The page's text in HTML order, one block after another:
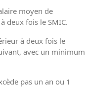
moyen de
deux fois le SMIC.
à deux fois le
avec un minimum
pas un an ou 1